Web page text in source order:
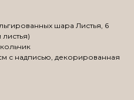
шара Листья, 6
с надписью, декорированная